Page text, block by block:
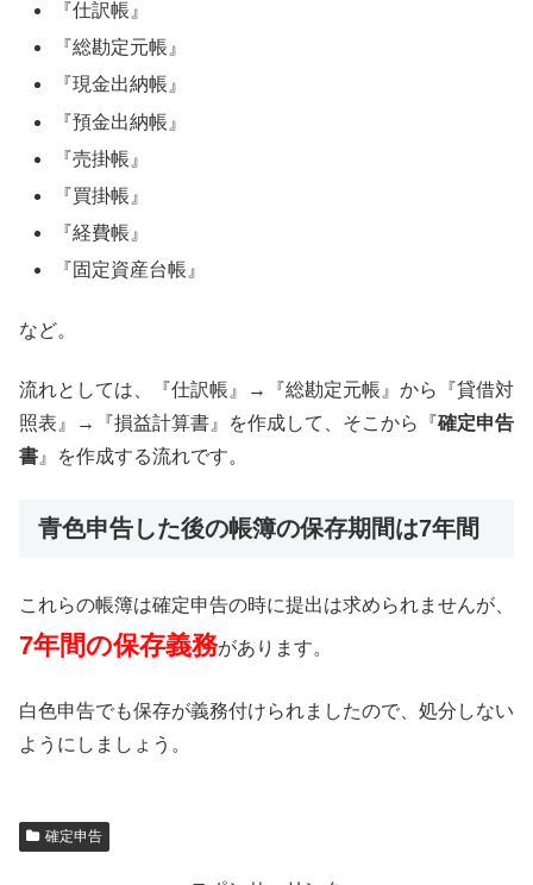
『仕訳帳』
『総勘定元帳』
『現金出納帳』
『預金出納帳』
『売掛帳』
『買掛帳』
『経費帳』
『固定資産台帳』
など。
流れとしては、『仕訳帳』→『総勘定元帳』から『貸借対
照表』→『損益計算書』を作成して、そこから『確定申告
書 』を作成する流れです。
青色申告した後の帳簿の保存期間は7年間
これらの帳簿は確定申告の時に提出は求められませんが、
7年間の保存義務があります。
白色申告でも保存が義務付けられましたので、処分しない
ようにしましょう。
確定申告